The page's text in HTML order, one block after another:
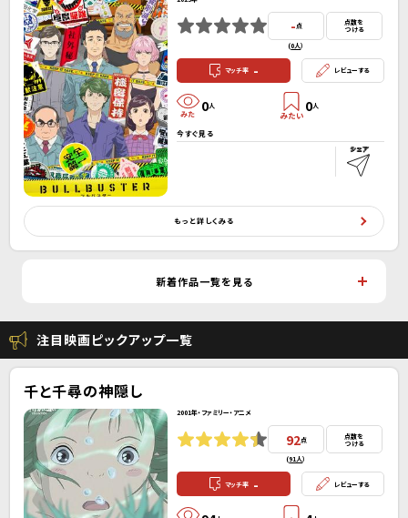
-点
(0人）
点数を
つける
マッチ率 - レビューする
0人 0人
今すぐ見る
もっと詳しくみる
新着作品一覧を見る
注目映画ピックアップ一覧
千と千尋の神隠し
2001年・ファミリー・アニメ
92点
(91人）
点数を
つける
マッチ率 - レビューする